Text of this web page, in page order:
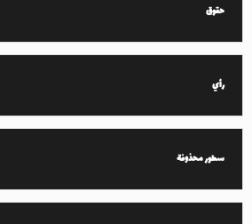
حقوق
رأي
سطور محذوفة